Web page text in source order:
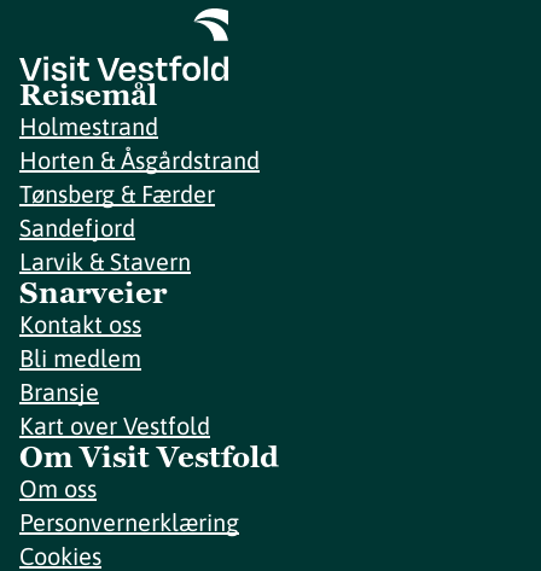
Reisemål
Holmestrand
Horten & Åsgårdstrand
Tønsberg & Færder
Sandefjord
Larvik & Stavern
Snarveier
Kontakt oss
Bli medlem
Bransje
Kart over Vestfold
Om Visit Vestfold
Om oss
Personvernerklæring
Cookies